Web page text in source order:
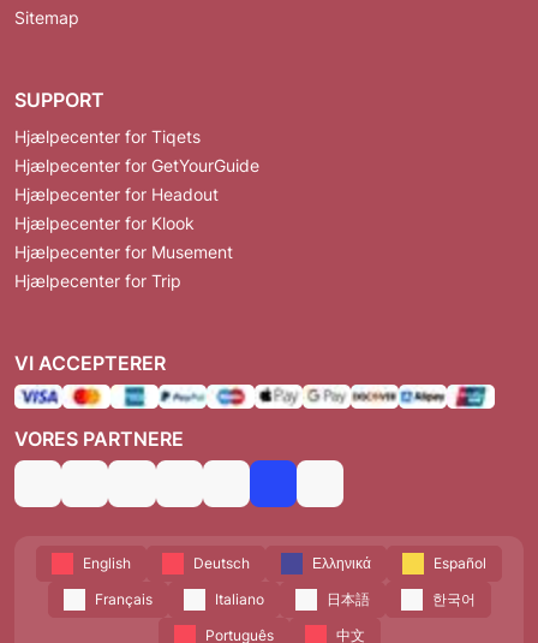
Sitemap
SUPPORT
Hjælpecenter for Tiqets
Hjælpecenter for GetYourGuide
Hjælpecenter for Headout
Hjælpecenter for Klook
Hjælpecenter for Musement
Hjælpecenter for Trip
VI ACCEPTERER
VORES PARTNERE
English Deutsch Ελληνικά
Español
Français
Italiano 日本語
한국어
Português
中文